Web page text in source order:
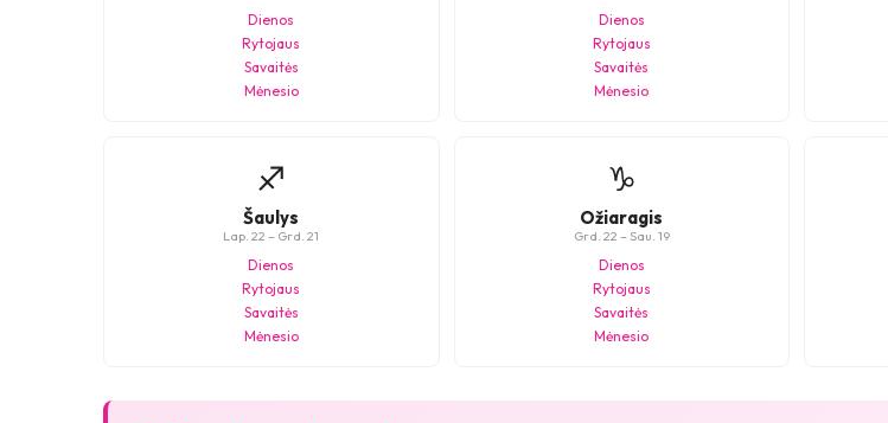
Dienos
Rytojaus
Savaitės
Mėnesio
Dienos
Rytojaus
Savaitės
Mėnesio
♐
Šaulys
Lap. 22 – Grd. 21
Dienos
Rytojaus
Savaitės
Mėnesio
♑
Ožiaragis
Grd. 22 – Sau. 19
Dienos
Rytojaus
Savaitės
Mėnesio